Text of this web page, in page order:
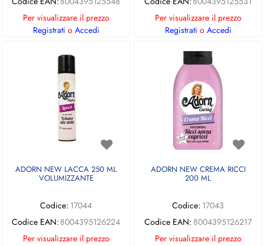
Per visualizzare il prezzo
Registrati o Accedi
Per visualizzare il prezzo
Registrati o Accedi
ADORN NEW LACCA 250 ML
VOLUMIZZANTE
Codice: 17044
Codice EAN: 8004395126224
Per visualizzare il prezzo
ADORN NEW CREMA RICCI
200 ML
Codice: 17043
Codice EAN: 8004395126217
Per visualizzare il prezzo